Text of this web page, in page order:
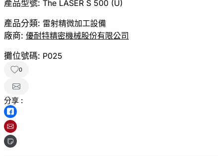
產品型號: The LASER S 500 (U)
產品分類: 雷射精微加工設備
廠商: 優耐特精密機械股份有限公司
攤位號碼: P025
0
分享 :